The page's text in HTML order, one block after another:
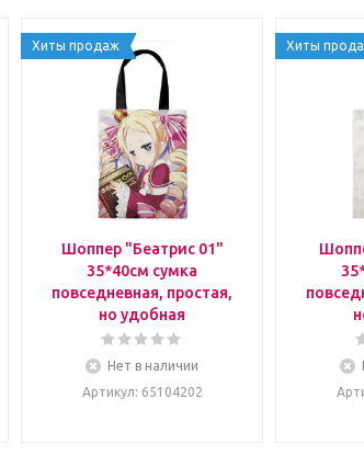
Хиты продаж
Шоппер "Беатрис 01"
35*40см сумка
повседневная, простая,
но удобная
Нет в наличии
Артикул: 65104202
Хиты